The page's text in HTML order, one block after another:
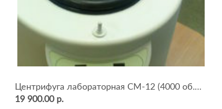
Центрифуга лабораторная СМ-12 (4000 об.мин, 12 пробирок)
19 900.00 р.